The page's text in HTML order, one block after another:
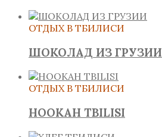
ОТДЫХ В ТБИЛИСИ
ШОКОЛАД ИЗ ГРУЗИИ
ОТДЫХ В ТБИЛИСИ
HOOKAH TBILISI